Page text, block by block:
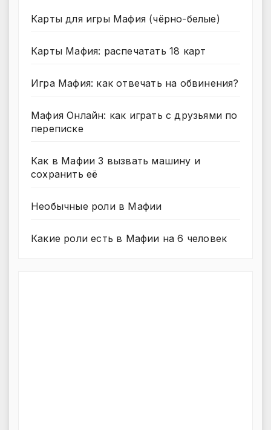
Карты для игры Мафия (чёрно-белые)
Карты Мафия: распечатать 18 карт
Игра Мафия: как отвечать на обвинения?
Мафия Онлайн: как играть с друзьями по
переписке
Как в Мафии 3 вызвать машину и
сохранить её
Необычные роли в Мафии
Какие роли есть в Мафии на 6 человек